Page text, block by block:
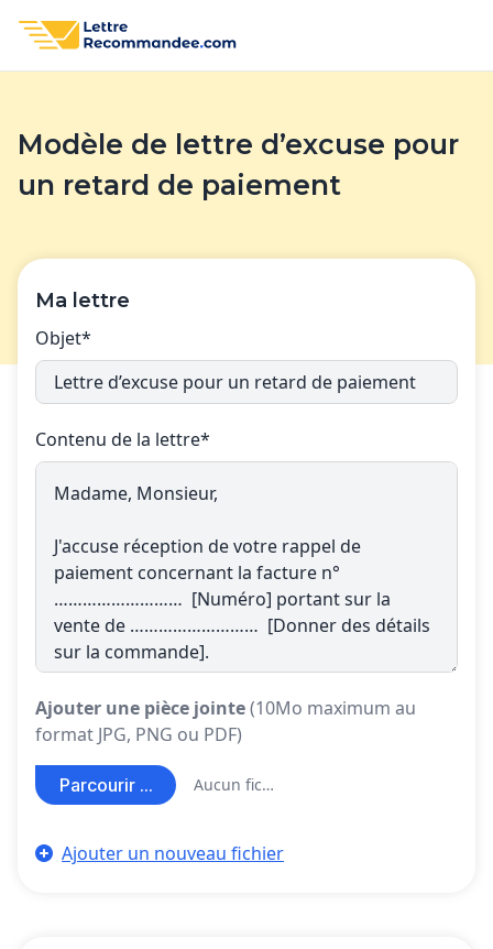
Modèle de lettre d’excuse pour
un retard de paiement
Ma lettre
Objet*
Contenu de la lettre*
Ajouter une pièce jointe(10Mo maximum au
format JPG, PNG ou PDF)
Parcourir ... Aucun fichier sélectionné
Ajouter un nouveau fichier